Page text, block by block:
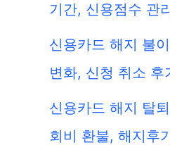
기간, 신용점수 관
신용카드 해지 불
변화, 신청 취소 후
신용카드 해지 탈
회비 환불, 해지후